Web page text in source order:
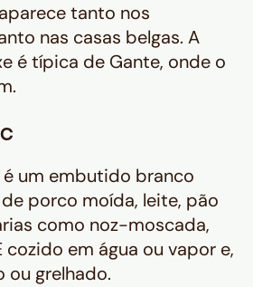
tanto nos
nas casas belgas. A
é típica de Gante, onde o
é um embutido branco
porco moída, leite, pão
como noz-moscada,
cozido em água ou vapor e,
ou grelhado.